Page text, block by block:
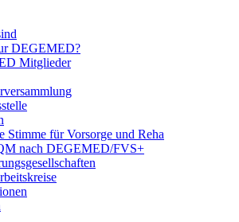
DEGEMED?
Mitglieder
Stimme für Vorsorge und Reha
nach DEGEMED/FVS+